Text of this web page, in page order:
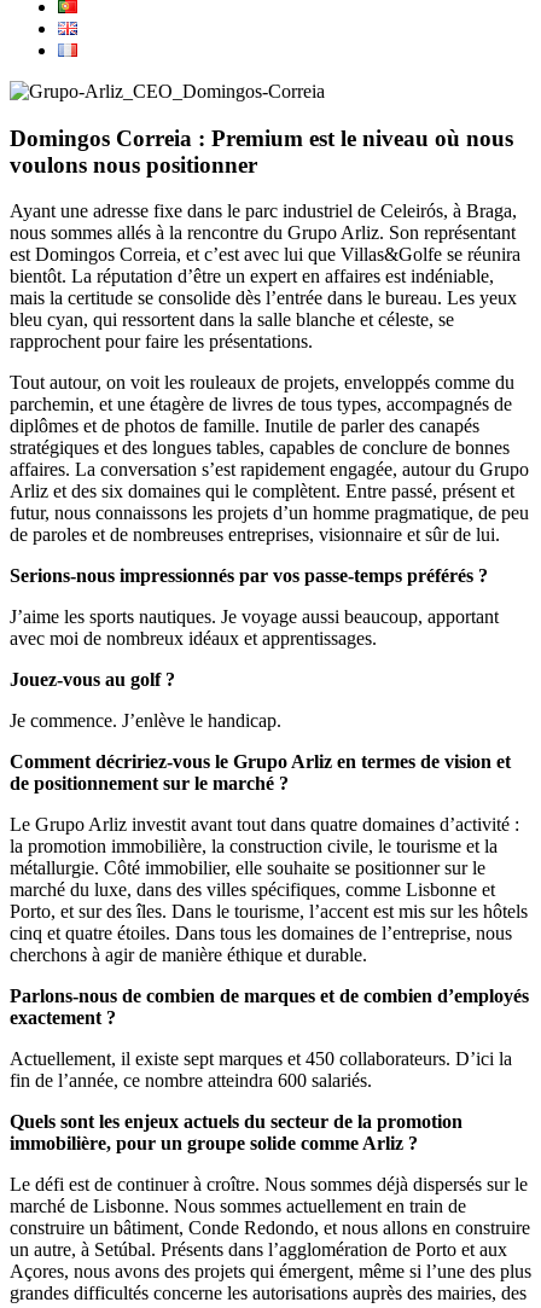
Domingos Correia : Premium est le niveau où nous
voulons nous positionner
Ayant une adresse fixe dans le parc industriel de Celeirós, à Braga,
nous sommes allés à la rencontre du Grupo Arliz. Son représentant
est Domingos Correia, et c’est avec lui que Villas&Golfe se réunira
bientôt. La réputation d’être un expert en affaires est indéniable,
mais la certitude se consolide dès l’entrée dans le bureau. Les yeux
bleu cyan, qui ressortent dans la salle blanche et céleste, se
rapprochent pour faire les présentations.
Tout autour, on voit les rouleaux de projets, enveloppés comme du
parchemin, et une étagère de livres de tous types, accompagnés de
diplômes et de photos de famille. Inutile de parler des canapés
stratégiques et des longues tables, capables de conclure de bonnes
affaires. La conversation s’est rapidement engagée, autour du Grupo
Arliz et des six domaines qui le complètent. Entre passé, présent et
futur, nous connaissons les projets d’un homme pragmatique, de peu
de paroles et de nombreuses entreprises, visionnaire et sûr de lui.
Serions-nous impressionnés par vos passe-temps préférés ?
J’aime les sports nautiques. Je voyage aussi beaucoup, apportant
avec moi de nombreux idéaux et apprentissages.
Jouez-vous au golf ?
Je commence. J’enlève le handicap.
Comment décririez-vous le Grupo Arliz en termes de vision et
de positionnement sur le marché ?
Le Grupo Arliz investit avant tout dans quatre domaines d’activité :
la promotion immobilière, la construction civile, le tourisme et la
métallurgie. Côté immobilier, elle souhaite se positionner sur le
marché du luxe, dans des villes spécifiques, comme Lisbonne et
Porto, et sur des îles. Dans le tourisme, l’accent est mis sur les hôtels
cinq et quatre étoiles. Dans tous les domaines de l’entreprise, nous
cherchons à agir de manière éthique et durable.
Parlons-nous de combien de marques et de combien d’employés
exactement ?
Actuellement, il existe sept marques et 450 collaborateurs. D’ici la
fin de l’année, ce nombre atteindra 600 salariés.
Quels sont les enjeux actuels du secteur de la promotion
immobilière, pour un groupe solide comme Arliz ?
Le défi est de continuer à croître. Nous sommes déjà dispersés sur le
marché de Lisbonne. Nous sommes actuellement en train de
construire un bâtiment, Conde Redondo, et nous allons en construire
un autre, à Setúbal. Présents dans l’agglomération de Porto et aux
Açores, nous avons des projets qui émergent, même si l’une des plus
grandes difficultés concerne les autorisations auprès des mairies, des